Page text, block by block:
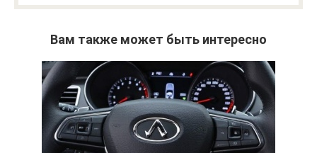
Вам также может быть интересно